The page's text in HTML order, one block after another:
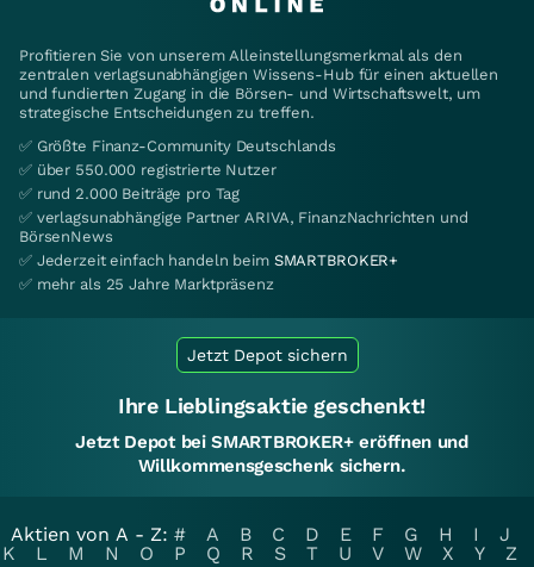
Profitieren Sie von unserem Alleinstellungsmerkmal als den
zentralen verlagsunabhängigen Wissens-Hub für einen aktuellen
und fundierten Zugang in die Börsen- und Wirtschaftswelt, um
strategische Entscheidungen zu treffen.
✅ Größte Finanz-Community Deutschlands
✅ über 550.000 registrierte Nutzer
✅ rund 2.000 Beiträge pro Tag
✅ verlagsunabhängige Partner ARIVA, FinanzNachrichten und
BörsenNews
✅ Jederzeit einfach handeln beim SMARTBROKER+
✅ mehr als 25 Jahre Marktpräsenz
Jetzt Depot sichern
Ihre Lieblingsaktie geschenkt!
Jetzt Depot bei SMARTBROKER+ eröffnen und
Willkommensgeschenk sichern.
Aktien von A - Z: # A B C D E F G H I
J
K
L M N O P Q R S T U V W X Y
Z